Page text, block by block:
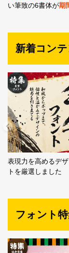
江戸文
セット or 単体
文字種類
い筆致の6書体が期
新着コン
表現力を高めるデ
トを厳選しました
フォント